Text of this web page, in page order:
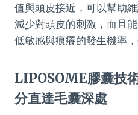
值與頭皮接近，可以幫助
減少對頭皮的刺激，而且
低敏感與痕癢的發生機率，
LIPOSOME膠囊技
分直達毛囊深處